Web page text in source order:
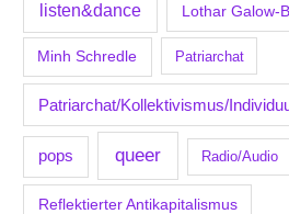
listen&dance Lothar Galow-
Minh Schredle Patriarchat
Patriarchat/Kollektivismus/
pops queer Radio/Audio
Reflektierter Antikapitalismus